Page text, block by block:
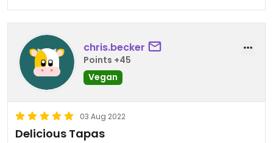
chris.becker
Points +45
Vegan
03 Aug 2022
Delicious Tapas